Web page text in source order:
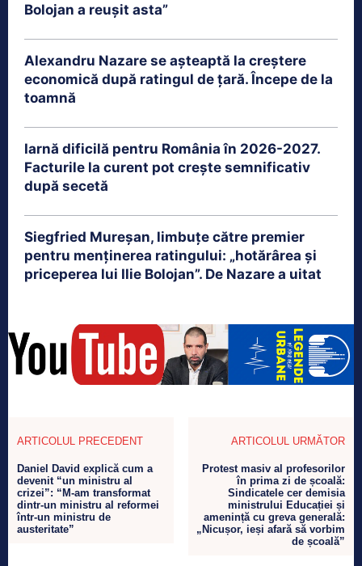
Bolojan a reușit asta”
Alexandru Nazare se așteaptă la creștere
economică după ratingul de țară. Începe de la
toamnă
Iarnă dificilă pentru România în 2026-2027.
Facturile la curent pot crește semnificativ
după secetă
Siegfried Mureșan, limbuțe către premier
pentru menținerea ratingului: „hotărârea și
priceperea lui Ilie Bolojan”. De Nazare a uitat
ARTICOLUL PRECEDENT
Daniel David explică cum a
devenit “un ministru al
crizei”: “M-am transformat
dintr-un ministru al reformei
într-un ministru de
austeritate”
ARTICOLUL URMĂTOR
Protest masiv al profesorilor
în prima zi de școală:
Sindicatele cer demisia
ministrului Educației și
amenință cu greva generală:
„Nicușor, ieși afară să vorbim
de școală”